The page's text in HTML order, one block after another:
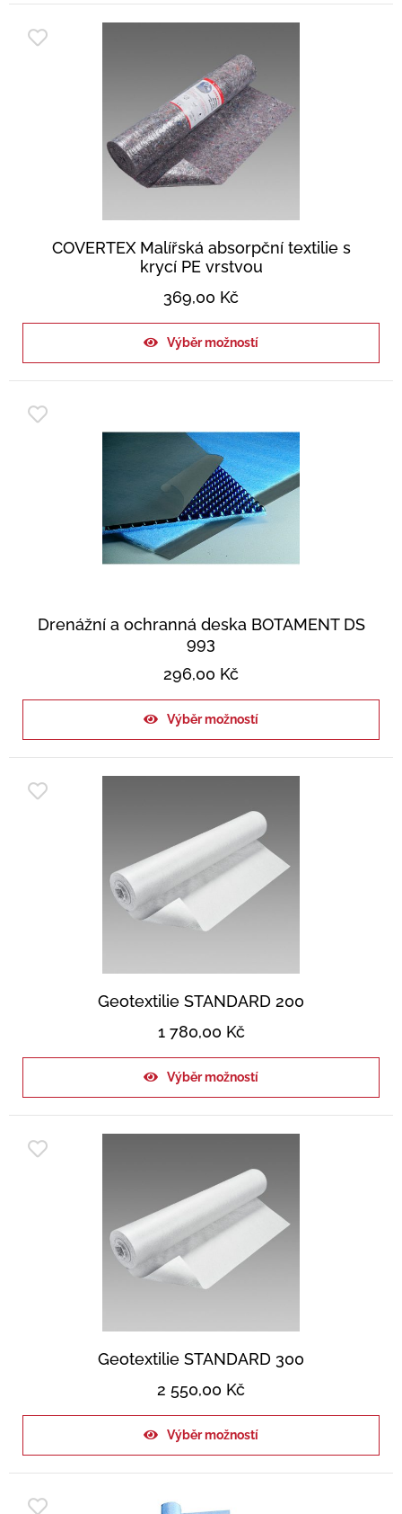
COVERTEX Malířská absorpční textilie s
krycí PE vrstvou
369,00 Kč
Výběr možností
Drenážní a ochranná deska BOTAMENT DS
993
296,00 Kč
Výběr možností
Geotextilie STANDARD 200
1 780,00 Kč
Výběr možností
Geotextilie STANDARD 300
2 550,00 Kč
Výběr možností